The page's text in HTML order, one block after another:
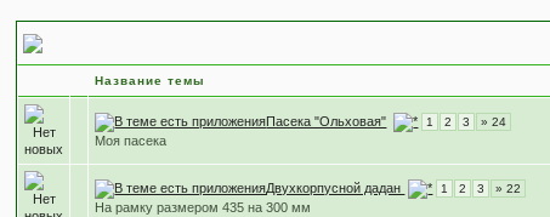
Название темы
Пасека "Ольховая" 1 2 3 » 24
Моя пасека
Двухкорпусной дадан 1 2 3 » 22
На рамку размером 435 на 300 мм